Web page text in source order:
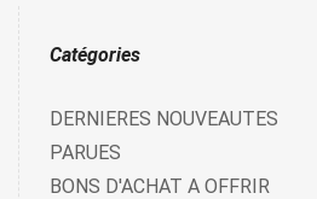
Catégories
DERNIERES NOUVEAUTES
PARUES
BONS D'ACHAT A OFFRIR